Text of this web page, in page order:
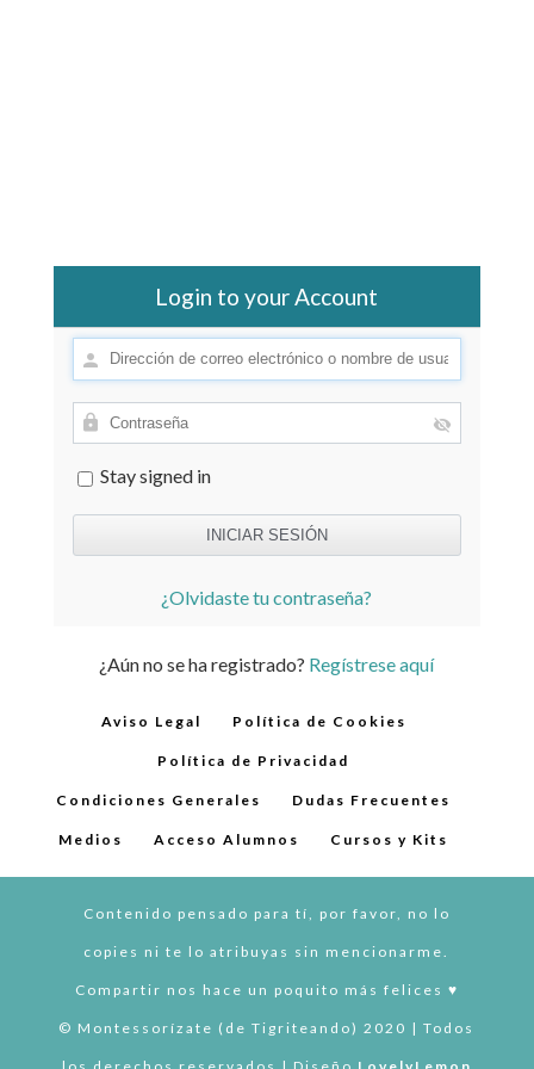
Login to your Account
Stay signed in
¿Olvidaste tu contraseña?
¿Aún no se ha registrado? Regístrese aquí
Aviso Legal Política de Cookies
Política de Privacidad
Condiciones Generales Dudas Frecuentes
Medios Acceso Alumnos Cursos y Kits
Contenido pensado para tí, por favor, no lo
copies ni te lo atribuyas sin mencionarme.
Compartir nos hace un poquito más felices ♥︎
© Montessorízate (de Tigriteando) 2020 | Todos